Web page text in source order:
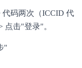
代码两次（ICCID 代
点击"登录"。
"